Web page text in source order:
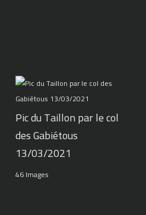
Pic du Taillon par le col
des Gabiétous
13/03/2021
46 Images